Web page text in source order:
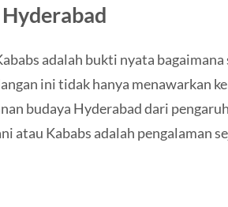
adalah bukti nyata bagaimana
ini tidak hanya menawarkan
budaya Hyderabad dari
atau Kababs adalah pengalaman